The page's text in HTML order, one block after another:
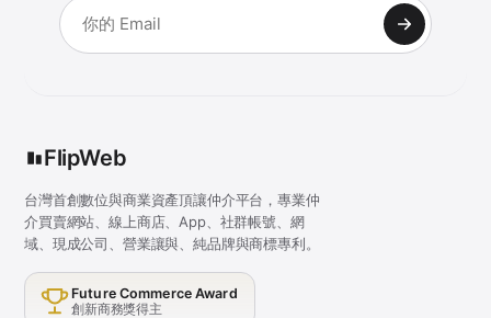
FlipWeb
台灣首創數位與商業資產頂讓仲介平台，專業仲
介買賣網站、線上商店、App、社群帳號、網
域、現成公司、營業讓與、純品牌與商標專利。
Future Commerce Award
創新商務獎得主